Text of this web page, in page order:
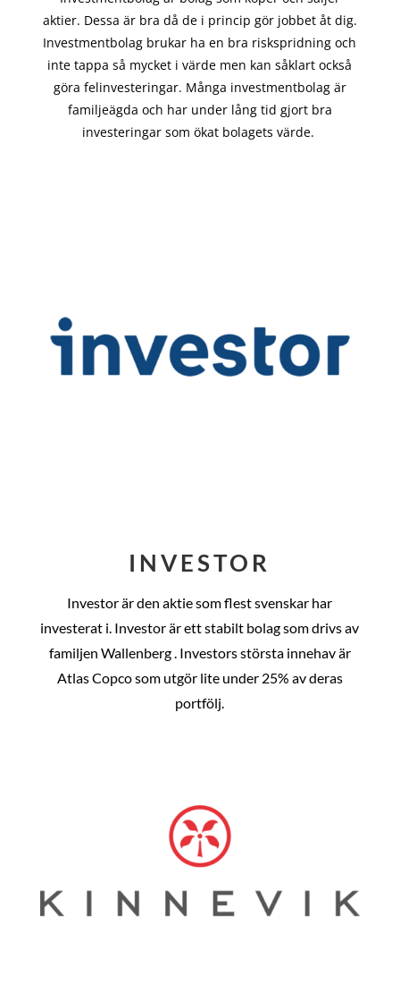
aktier. Dessa är bra då de i princip görjobbet åt dig.
Investmentbolag brukar ha en bra riskspridning och
inte tappa så mycket i värde men kan såklart också
göra felinvesteringar. Många investmentbolag är
familjeägda och har under lång tid gjort bra
investeringar som ökat bolagets värde.
INVESTOR
Investor är den aktie som flest svenskar har
investerat i. Investor är ett stabilt bolag som drivs av
familjen Wallenberg . Investors största innehav är
Atlas Copco som utgör lite under 25% av deras
portfölj.